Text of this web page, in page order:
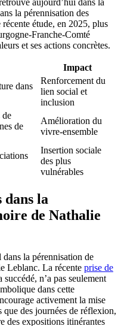
aujourd’hui dans la
la pérennisation des
étude, en 2025, plus
Franche-Comté
et ses actions concrètes.
Impact
dans
Renforcement du
lien social et
inclusion
de
de
Amélioration du
vivre-ensemble
Insertion sociale
des plus
vulnérables
dans la
de Nathalie
la pérennisation de
Leblanc. La récente prise de
succédé, n’a pas seulement
dans cette
activement la mise
que des journées de réflexion,
des expositions itinérantes